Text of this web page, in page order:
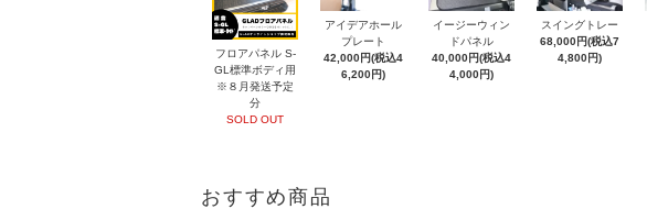
フロアパネル S-
GL標準ボディ用
※８月発送予定
分
SOLD OUT
アイデアホール
プレート
42,000円(税込4
6,200円)
イージーウィン
ドパネル
40,000円(税込4
4,000円)
スイングトレー
68,000円(税込7
4,800円)
おすすめ商品